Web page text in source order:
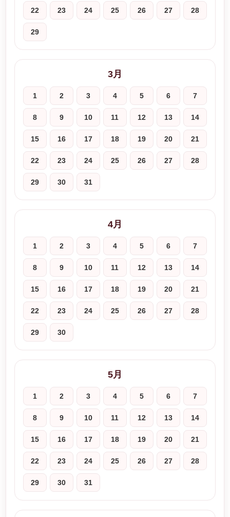
22 23 24 25 26 27 28
29
3月
1 2 3 4 5 6 7
8 9 10 11 12 13 14
15 16 17 18 19 20 21
22 23 24 25 26 27 28
29 30 31
4月
1 2 3 4 5 6 7
8 9 10 11 12 13 14
15 16 17 18 19 20 21
22 23 24 25 26 27 28
29 30
5月
1 2 3 4 5 6 7
8 9 10 11 12 13 14
15 16 17 18 19 20 21
22 23 24 25 26 27 28
29 30 31